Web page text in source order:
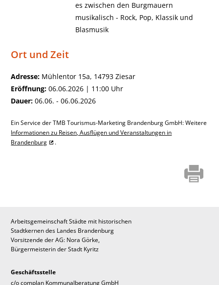
es zwischen den Burgmauern
musikalisch - Rock, Pop, Klassik und
Blasmusik
Ort und Zeit
Adresse: Mühlentor 15a, 14793 Ziesar
Eröffnung: 06.06.2026 | 11:00 Uhr
Dauer: 06.06. - 06.06.2026
Ein Service der TMB Tourismus-Marketing Brandenburg GmbH: Weitere
Informationen zu Reisen, Ausflügen und Veranstaltungen in
Brandenburg
.
Arbeitsgemeinschaft Städte mit historischen
Stadtkernen des Landes Brandenburg
Vorsitzende der AG: Nora Görke,
Bürgermeisterin der Stadt Kyritz
Geschäftsstelle
c/o complan Kommunalberatung GmbH